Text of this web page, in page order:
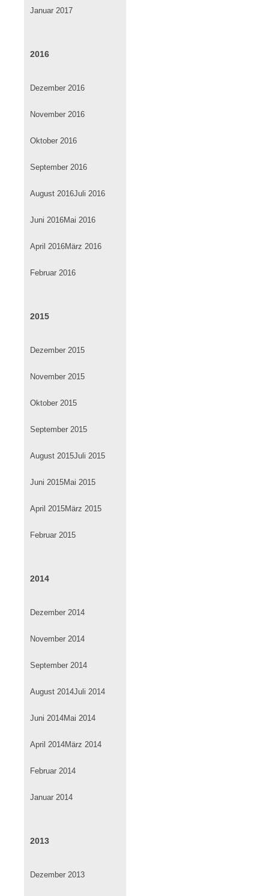
Januar 2017
2016
Dezember 2016
November 2016
Oktober 2016
September 2016
August 2016Juli 2016
Juni 2016Mai 2016
April 2016März 2016
Februar 2016
2015
Dezember 2015
November 2015
Oktober 2015
September 2015
August 2015Juli 2015
Juni 2015Mai 2015
April 2015März 2015
Februar 2015
2014
Dezember 2014
November 2014
September 2014
August 2014Juli 2014
Juni 2014Mai 2014
April 2014März 2014
Februar 2014
Januar 2014
2013
Dezember 2013